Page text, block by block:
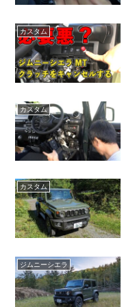
カスタム
カスタム
カスタム
ジムニーシエラ